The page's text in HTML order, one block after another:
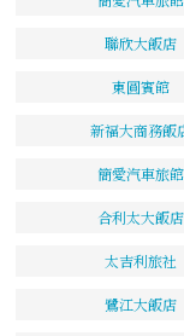
聯欣大飯店
東圓賓館
新福大商務飯
簡愛汽車旅館
合利太大飯店
太吉利旅社
鷺江大飯店